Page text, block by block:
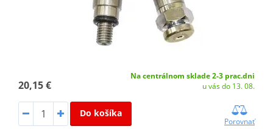
20,15 €
Na centrálnom sklade 2-3 prac.dni
u vás do 13. 08.
Do košíka
Porovnať